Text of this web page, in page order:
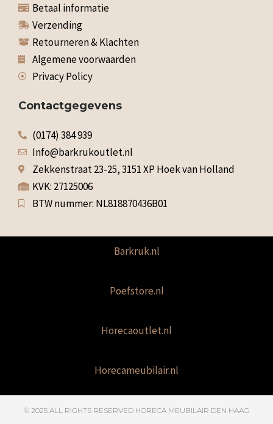
Betaal informatie
Verzending
Retourneren & Klachten
Algemene voorwaarden
Privacy Policy
Contactgegevens
(0174) 384 939
Info@barkrukoutlet.nl
Zekkenstraat 23-25, 3151 XP Hoek van Holland
KVK: 27125006
BTW nummer: NL818870436B01
Barkruk.nl
Poefstore.nl
Horecaoutlet.nl
Horecameubilair.nl
© 2025 ALL RIGHTS RESERVED​ HORECA MEUBILAIR DEN HAAG